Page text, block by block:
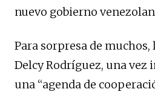
nuevo gobierno
Para sorpresa de
Delcy Rodríguez, una vez
una “agenda de